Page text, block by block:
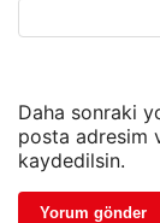
Daha sonraki
posta adresim
kaydedilsin.